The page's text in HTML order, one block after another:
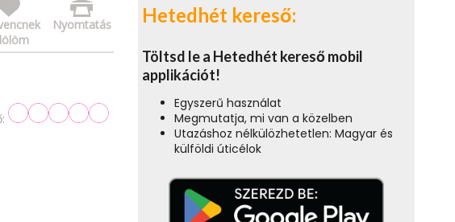
Nyomtatás Hetedhét kereső:
Töltsd le a Hetedhét kereső mobil
applikációt!
Egyszerű használat
Megmutatja, mi van a közelben
Utazáshoz nélkülözhetetlen: Magyar és
külföldi úticélok